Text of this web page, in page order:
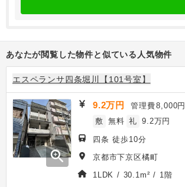
あなたが閲覧した物件と似ている人気物件
エスペランサ四条堀川【101号室】
zoom_in
9.2万円 管理費8,000円
敷 無料 礼 9.2万円
四条 徒歩10分
京都市下京区橘町
1LDK / 30.1m² / 1階